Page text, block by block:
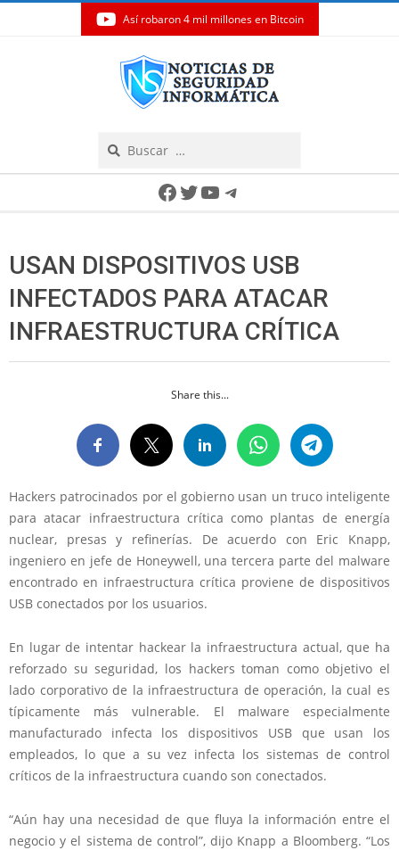
Así robaron 4 mil millones en Bitcoin
Facebook
Twitter
YouTube
Telegram
USAN DISPOSITIVOS USB
INFECTADOS PARA ATACAR
INFRAESTRUCTURA CRÍTICA
Share this...
Hackers patrocinados por el gobierno usan un truco inteligente
para atacar infraestructura crítica como plantas de energía
nuclear, presas y refinerías. De acuerdo con Eric Knapp,
ingeniero en jefe de Honeywell, una tercera parte del malware
encontrado en infraestructura crítica proviene de dispositivos
USB conectados por los usuarios.
En lugar de intentar hackear la infraestructura actual, que ha
reforzado su seguridad, los hackers toman como objetivo el
lado corporativo de la infraestructura de operación, la cual es
típicamente más vulnerable. El malware especialmente
manufacturado infecta los dispositivos USB que usan los
empleados, lo que a su vez infecta los sistemas de control
críticos de la infraestructura cuando son conectados.
“Aún hay una necesidad de que fluya la información entre el
negocio y el sistema de control”, dijo Knapp a Bloomberg. “Los